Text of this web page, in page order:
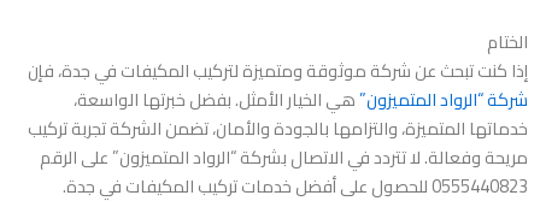
الختام
إذا كنت تبحث عن شركة موثوقة ومتميزة لتركيب المكيفات في جدة، فإن
شركة “الرواد المتميزون”هي الخيار الأمثل. بفضل خبرتها الواسعة،
خدماتها المتميزة، والتزامها بالجودة والأمان، تضمن الشركة تجربة تركيب
مريحة وفعالة. لا تتردد في الاتصال بشركة “الرواد المتميزون” على الرقم
0555440823 للحصول على أفضل خدمات تركيب المكيفات في جدة.